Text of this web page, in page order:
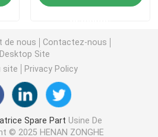
Cummins Engine
de compresseur d'air
carburant diesel
de nous
Contactez-nous
Desktop Site
site
Privacy Policy
Spare Part Usine De
© 2025 HENAN ZONGHE